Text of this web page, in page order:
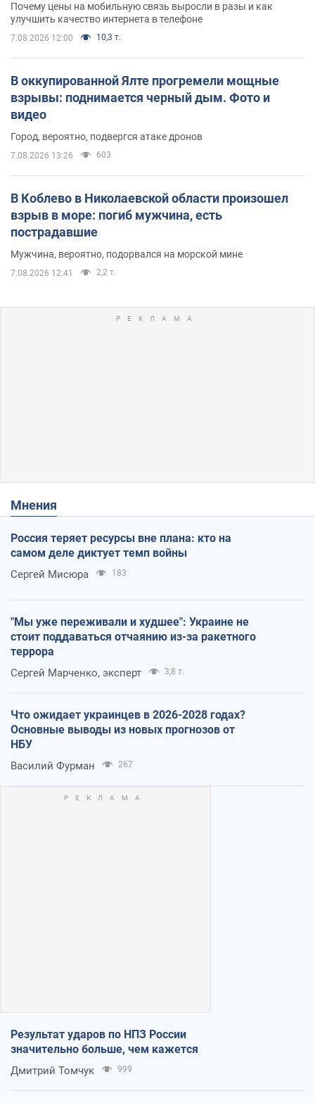
Почему цены на мобильную связь выросли в разы и как
улучшить качество интернета в телефоне
7.08.2026 12:00 10,3 т.
В оккупированной Ялте прогремели мощные
взрывы: поднимается черный дым. Фото и
видео
Город, вероятно, подвергся атаке дронов
7.08.2026 13:26 603
В Коблево в Николаевской области произошел
взрыв в море: погиб мужчина, есть
пострадавшие
Мужчина, вероятно, подорвался на морской мине
7.08.2026 12:41 2,2 т.
Мнения
Россия теряет ресурсы вне плана: кто на
самом деле диктует темп войны
Сергей Мисюра 183
"Мы уже переживали и худшее": Украине не
стоит поддаваться отчаянию из-за ракетного
террора
Сергей Марченко, эксперт 3,8 т.
Что ожидает украинцев в 2026-2028 годах?
Основные выводы из новых прогнозов от
НБУ
Василий Фурман 267
Результат ударов по НПЗ России
значительно больше, чем кажется
Дмитрий Томчук 999